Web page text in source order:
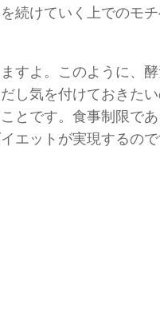
続けていく上でのモ
すよ。このように、
し気を付けておきた
とです。食事制限で
エットが実現するの